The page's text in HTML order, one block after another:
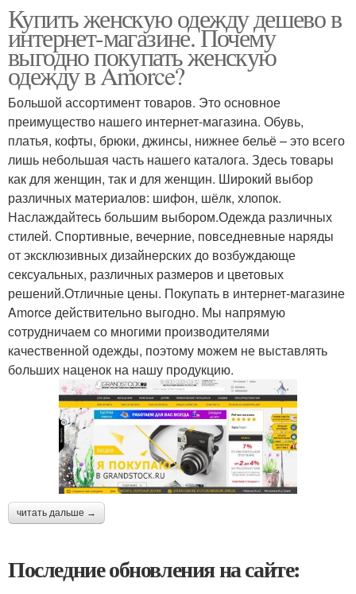
Купить женскую одежду дешево в
интернет-магазине. Почему
выгодно покупать женскую
одежду в Amorce?
Большой ассортимент товаров. Это основное
преимущество нашего интернет-магазина. Обувь,
платья, кофты, брюки, джинсы, нижнее бельё – это всего
лишь небольшая часть нашего каталога. Здесь товары
как для женщин, так и для женщин. Широкий выбор
различных материалов: шифон, шёлк, хлопок.
Наслаждайтесь большим выбором.Одежда различных
стилей. Спортивные, вечерние, повседневные наряды
от эксклюзивных дизайнерских до возбуждающе
сексуальных, различных размеров и цветовых
решений.Отличные цены. Покупать в интернет-магазине
Amorce действительно выгодно. Мы напрямую
сотрудничаем со многими производителями
качественной одежды, поэтому можем не выставлять
больших наценок на нашу продукцию.
читать дальше →
Последние обновления на сайте: